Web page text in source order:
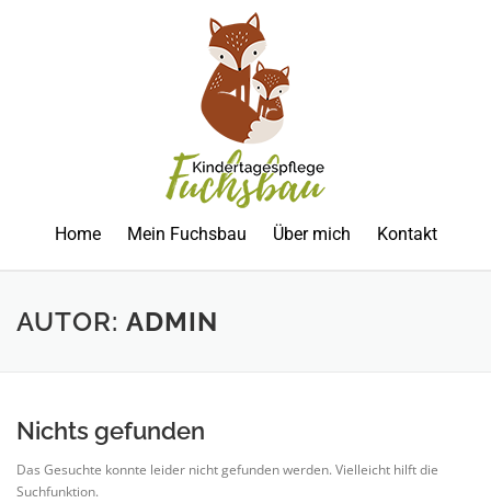
Home Mein Fuchsbau Über mich Kontakt
AUTOR: ADMIN
Nichts gefunden
Das Gesuchte konnte leider nicht gefunden werden. Vielleicht hilft die
Suchfunktion.